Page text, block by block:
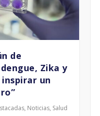
de
Zika y
un
, Noticias, Salud